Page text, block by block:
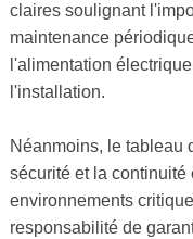
claires soulignant
maintenance
l'alimentation
l'installation.
Néanmoins, le tableau
sécurité et la
environnements
responsabilité de